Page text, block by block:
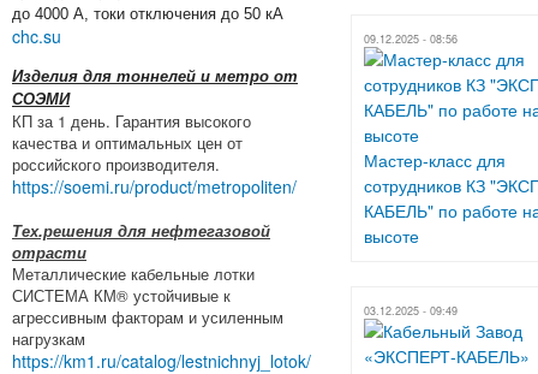
до 4000 А, токи отключения до 50 кА
chc.su
Изделия для тоннелей и метро от
СОЭМИ
КП за 1 день. Гарантия высокого
качества и оптимальных цен от
российского производителя.
https://soemi.ru/product/metropoliten/
Тех.решения для нефтегазовой
отрасти
Металлические кабельные лотки
СИСТЕМА КМ® устойчивые к
агрессивным факторам и усиленным
нагрузкам
https://km1.ru/catalog/lestnichnyj_lotok/
09.12.2025 - 08:56
Мастер-класс для
сотрудников КЗ
КАБЕЛЬ" по работе
высоте
03.12.2025 - 09:49